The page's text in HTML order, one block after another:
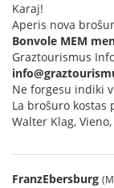
Karaj!
Aperis nova
Bonvole MEM
Graztourismus
Ne forgesu indiki
La broŝuro kostas
Walter Klag,
FranzEbersburg